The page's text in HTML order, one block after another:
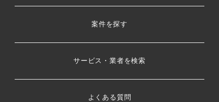
案件を探す
サービス・業者を検索
よくある質問